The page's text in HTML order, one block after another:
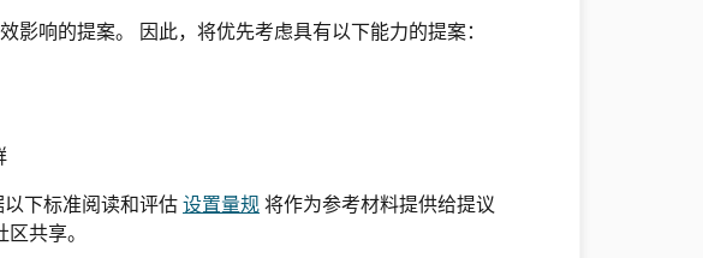
响的提案。 因此，将优先考虑具有以下能力的提案：
下标准阅读和评估设置量规将作为参考材料提供给提议
共享。